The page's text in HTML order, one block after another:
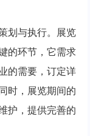
划与执行。展览
的环节，它需求
的需要，订定详
时，展览期间的
护，提供完善的